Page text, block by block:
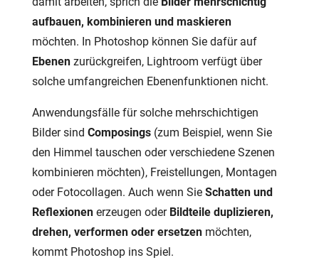
aufbauen, kombinieren und maskieren
möchten. In Photoshop können Sie dafür auf
Ebenen zurückgreifen, Lightroom verfügt über
solche umfangreichen Ebenenfunktionen nicht.
Anwendungsfälle für solche mehrschichtigen
Bilder sind Composings (zum Beispiel, wenn Sie
den Himmel tauschen oder verschiedene Szenen
kombinieren möchten), Freistellungen, Montagen
oder Fotocollagen. Auch wenn Sie Schatten und
Reflexionen erzeugen oder Bildteile duplizieren,
drehen, verformen oder ersetzen möchten,
kommt Photoshop ins Spiel.